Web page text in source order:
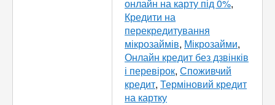
онлайн на карту під 0%,
Кредити на
перекредитування
мікрозаймів, Мікрозайми,
Онлайн кредит без дзвінків
і перевірок, Споживчий
кредит, Терміновий кредит
на картку